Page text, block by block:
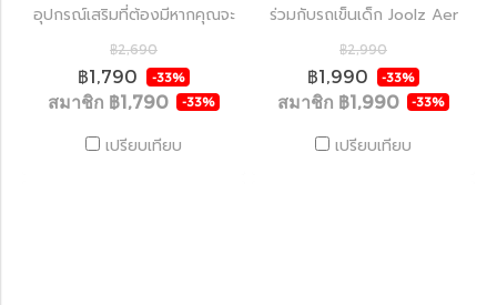
อุปกรณ์เสริมที่ต้องมีหากคุณจะ
ออกไปเดินเล่นในวันที่มีแสงแดด
สดใส
฿2,690
฿1,790 -33%
สมาชิก ฿1,790 -33%
เปรียบเทียบ
ร่วมกับรถเข็นเด็ก Joolz Aer
หรือ Aer+
฿2,990
฿1,990 -33%
สมาชิก ฿1,990 -33%
เปรียบเทียบ